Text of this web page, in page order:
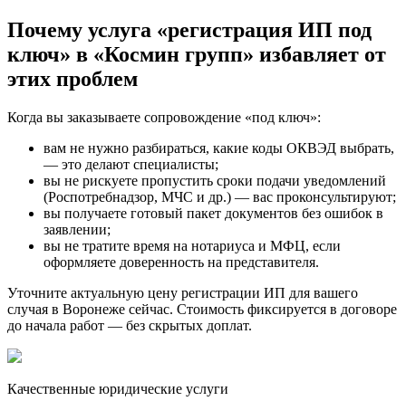
Почему услуга «регистрация ИП под
ключ» в «Космин групп» избавляет от
этих проблем
Когда вы заказываете сопровождение «под ключ»:
вам не нужно разбираться, какие коды ОКВЭД выбрать,
— это делают специалисты;
вы не рискуете пропустить сроки подачи уведомлений
(Роспотребнадзор, МЧС и др.) — вас проконсультируют;
вы получаете готовый пакет документов без ошибок в
заявлении;
вы не тратите время на нотариуса и МФЦ, если
оформляете доверенность на представителя.
Уточните актуальную цену регистрации ИП для вашего
случая в Воронеже сейчас. Стоимость фиксируется в договоре
до начала работ — без скрытых доплат.
Качественные юридические услуги